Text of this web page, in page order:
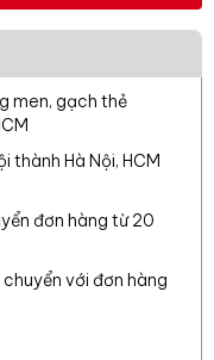
men, gạch thẻ
thành Hà Nội, HCM
đơn hàng từ 20
với đơn hàng